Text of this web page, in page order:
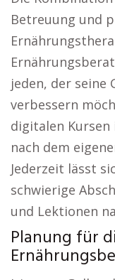
Betreuung und
jeden, der seine
verbessern
digitalen Kursen
nach dem
Jederzeit lässt
schwierige
und Lektionen
Planung für